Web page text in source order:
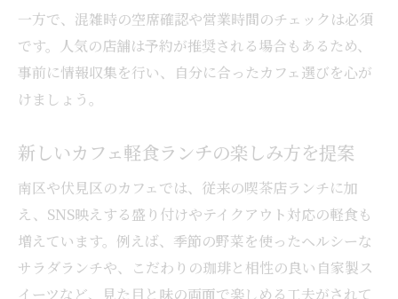
一方で、混雑時の空席確認や営業時間のチェックは必須
です。人気の店舗は予約が推奨される場合もあるため、
事前に情報収集を行い、自分に合ったカフェ選びを心が
けましょう。
新しいカフェ軽食ランチの楽しみ方を提案
南区や伏見区のカフェでは、従来の喫茶店ランチに加
え、SNS映えする盛り付けやテイクアウト対応の軽食も
増えています。例えば、季節の野菜を使ったヘルシーな
サラダランチや、こだわりの珈琲と相性の良い自家製ス
イーツなど、見た目と味の両面で楽しめる工夫がされて